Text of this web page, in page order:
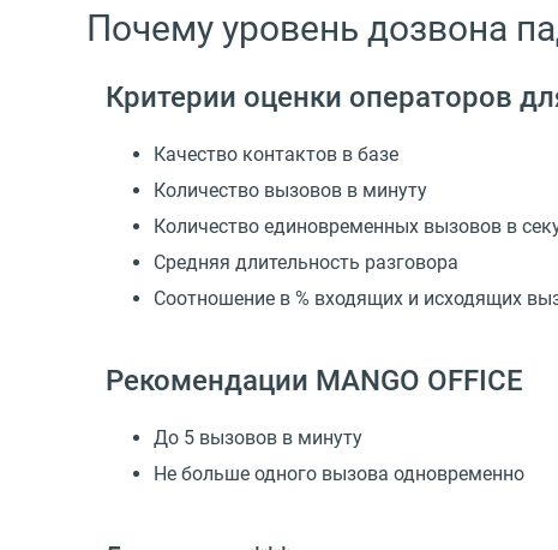
Почему уровень дозвона
Критерии оценки операторов
Качество контактов в базе
Количество вызовов в минуту
Количество единовременных вызовов в
Средняя длительность разговора
Соотношение в % входящих и исходящих
Рекомендации MANGO OFFICE
До 5 вызовов в минуту
Не больше одного вызова одновременно